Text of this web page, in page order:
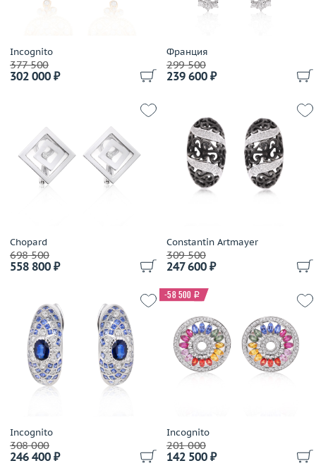
Korloff
Loree Rodkin
LTJ
Magerit
Mangiarotti
Mario Panelli
Maskada
Mauboussin
Maxim Demidov
MiMi
Mouawad
Mousson
NOAH
Nouvelle Bague
Paolo Piovan
Pasquale Bruni
Incognito
377 500
302 000 ₽
Франция
299 500
239 600 ₽
Chopard
698 500
558 800 ₽
Constantin Artmayer
309 500
247 600 ₽
Incognito
308 000
246 400 ₽
Incognito
201 000
142 500 ₽
-58 500 i